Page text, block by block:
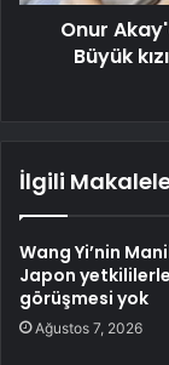
Onur
Büyük
İlgili
Wang Yi’nin
Japon yetkililerle
görüşmesi yok
Ağustos 7, 2026